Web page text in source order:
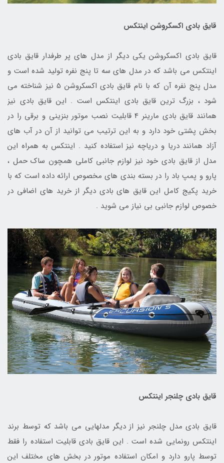
قایق بادی اکسکروشن اینتکس
قایق بادی اکسکروشن یکی دیگر از مدل های پر طرفدار قایق بادی
اینتکس می باشد که در مدل های سه تا پنج نفره تولید شده است و
مدل پنج نفره آن که با نام قایق بادی اکسکروشن 5 نیز شناخته می
شود ، بزرگ ترین قایق بادی اینتکس است . این قایق بادی نیز
همانند قایق بادی مارینر 4 قابلیت نصب موتور بنزینی و برقی را در
بخش پشتی خود دارد و به این ترتیب می توانید از آن در آب های
آزاد همانند دریا و دریاچه نیز استفاده کنید . اینتکس به همراه این
مدل از قایق بادی خود نیز لوازم جانبی کاملی همچون ساک حمل ،
پارو و پمپ باد را در بسته بندی های مخصوص ارائه داده است که با
خرید پکیج کامل این قایق های بادی دیگر از خرید های اضافی در
خصوص لوازم جانبی بی نیاز می شوید .
قایق بادی چلنجر اینتکس
قایق بادی مدل چلنجر نیز از دیگر مدلهایی می باشد که توسط برند
اینتکس رونمایی شده است . این قایق بادی قابلیت استفاده را فقط
توسط پارو دارد و امکان استفاده موتور در بخش های مختلف این